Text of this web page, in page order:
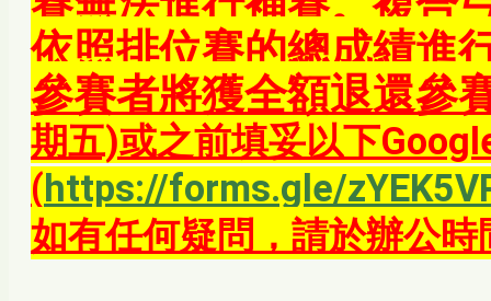
依照排位賽的總成績進
參賽者將獲全額退還參
期五)或之前填妥以下
(https://forms.gle/
如有任何疑問，請於辦公